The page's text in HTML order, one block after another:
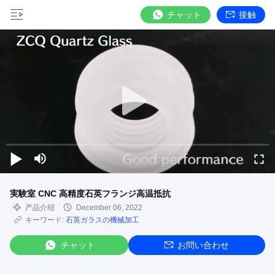
チャット 接触
実験室 CNC 高精度石英フランジ高温抵抗
产品介绍
December 06, 2022
キーワード: 石英ガラスの機械加工
チャット お問い合わせ